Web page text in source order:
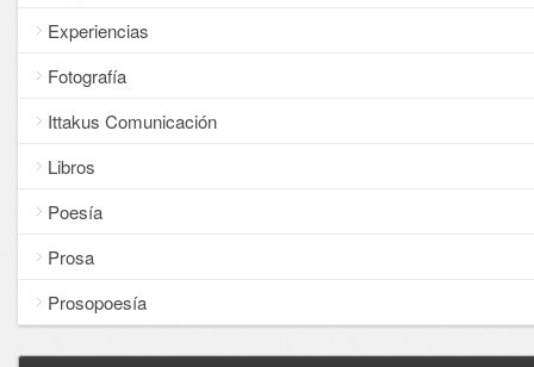
Experiencias
Fotografía
Ittakus Comunicación
Libros
Poesía
Prosa
Prosopoesía